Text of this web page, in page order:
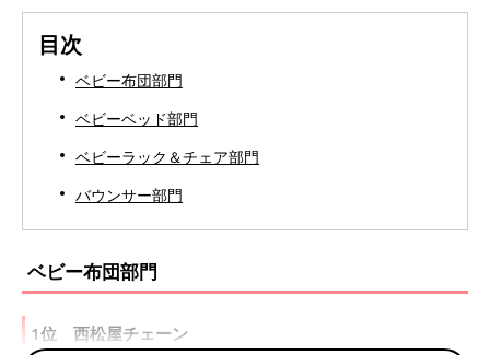
目次
ベビー布団部門
ベビーベッド部門
ベビーラック＆チェア部門
バウンサー部門
ベビー布団部門
1位 西松屋チェーン